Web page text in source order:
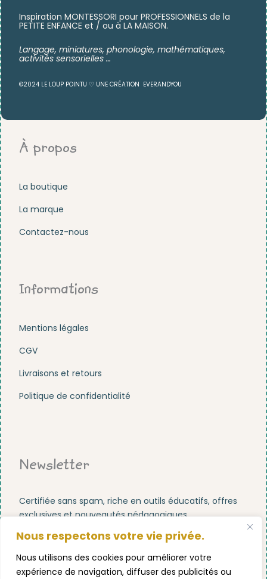
Nous respectons votre vie privée.
Nous utilisons des cookies pour améliorer votre
expérience de navigation, diffuser des publicités ou
Inspiration MONTESSORI pour PROFESSIONNELS de la
PETITE ENFANCE et / ou à LA MAISON.
Langage, miniatures, phonologie, mathématiques,
activités sensorielles …
©2024 LE LOUP POINTU ♡ UNE CRÉATION EVERANDYOU
À propos
La boutique
La marque
Contactez-nous
Informations
Mentions légales
CGV
Livraisons et retours
Politique de confidentialité
Newsletter
Certifiée sans spam, riche en outils éducatifs, offres
exclusives et nouveautés pédagogiques.